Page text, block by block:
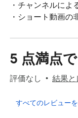
・チャンネルによ
・ショート動画の
■ AI判定
・AI条件による動
・AIで表示を守る
・サムネイルを含
■ YouTube画面へ
5 点満点
評価なし 結果と
すべてのレビュー